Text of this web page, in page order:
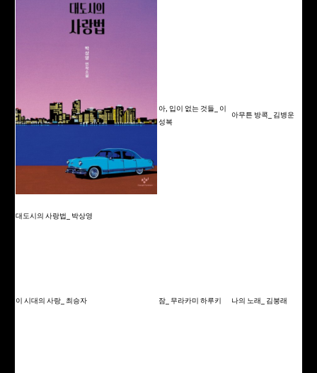
대도시의 사랑법_ 박상영
아, 입이 없는 것들_ 이
성복
아무튼 방콕_ 김병운
이 시대의 사랑_ 최승자 잠_ 무라카미 하루키 나의 노래_ 김붕래